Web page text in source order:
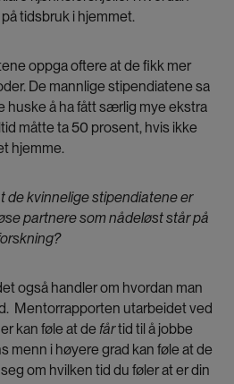
tidsbruk i hjemmet.
oppga oftere at de fikk mer
De mannlige stipendiatene sa
huske å ha fått særlig mye ekstra
måtte ta 50 prosent, hvis ikke
hjemme.
de kvinnelige stipendiatene er
partnere som nådeløst står på
også handler om hvordan man
Mentorrapporten utarbeidet ved
kan føle at defårtid til å jobbe
menn i høyere grad kan føle at de
om hvilken tid du føler at er din